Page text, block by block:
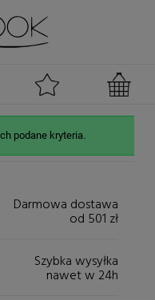
podane kryteria.
Darmowa dostawa
od 501 zł
Szybka wysyłka
nawet w 24h